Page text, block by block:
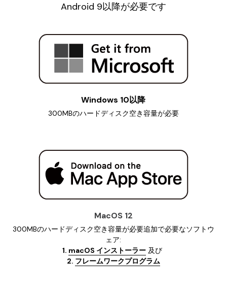
Android 9以降が必要です
Windows 10以降
300MBのハードディスク空き容量が必要
MacOS 12
300MBのハードディスク空き容量が必要追加で必要なソフトウ
ェア:
1. macOS インストーラー 及び
2. フレームワークプログラム